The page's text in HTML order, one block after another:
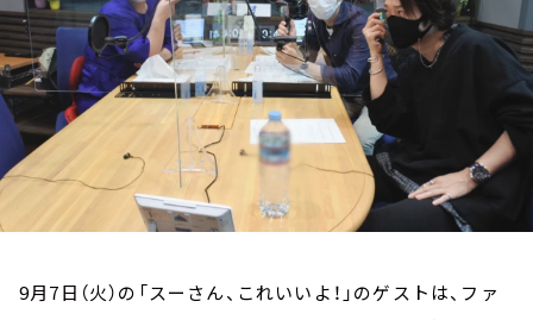
9月7日（火）の「スーさん、これいいよ！」のゲストは、ファ